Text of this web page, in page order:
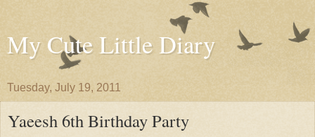
My Cute Little Diary
Tuesday, July 19, 2011
Yaeesh 6th Birthday Party